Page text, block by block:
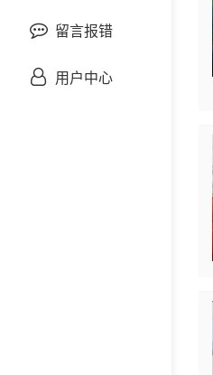
战争片
悬疑片
留言报错
用户中心